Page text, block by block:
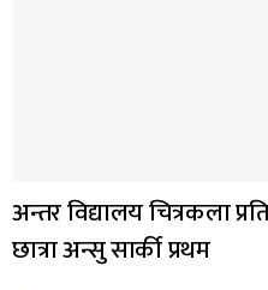
अन्तर विद्यालय चित्रकला
छात्रा अन्सु सार्की प्रथम